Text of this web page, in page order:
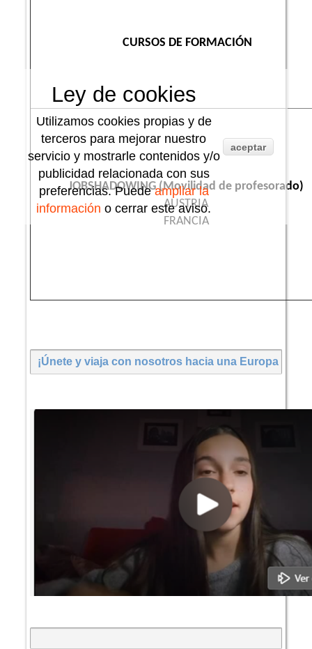
CURSOS DE FORMACIÓN
JOBSHADOWING (Movilidad de profesorado)
AUSTRIA
FRANCIA
¡Únete y viaja con nosotros hacia una Europa más
Ley de cookies
Utilizamos cookies propias y de
terceros para mejorar nuestro
servicio y mostrarle contenidos y/o
publicidad relacionada con sus
preferencias. Puedeampliar la
información o cerrar este aviso.
aceptar